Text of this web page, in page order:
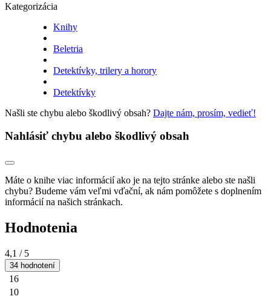
Kategorizácia
Knihy
Beletria
Detektívky, trilery a horory
Detektívky
Našli ste chybu alebo škodlivý obsah? Dajte nám, prosím, vedieť!
Nahlásiť chybu alebo škodlivý obsah
Máte o knihe viac informácií ako je na tejto stránke alebo ste našli
chybu? Budeme vám veľmi vďační, ak nám pomôžete s doplnením
informácií na našich stránkach.
Hodnotenia
4,1 / 5
34 hodnotení
16
10